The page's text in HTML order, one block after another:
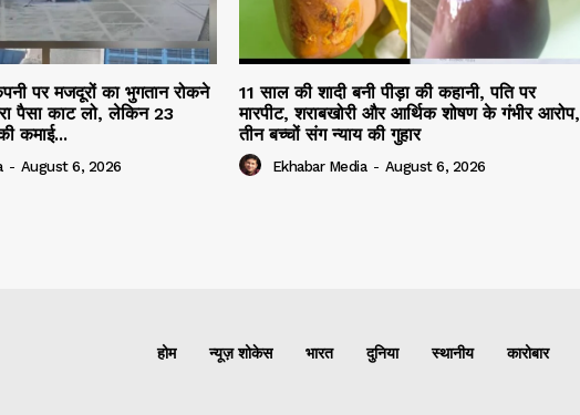
पर मजदूरों का भुगतान रोकने
पैसा काट लो, लेकिन 23
कमाई...
- August 6, 2026
11 साल की शादी बनी पीड़ा की कहानी, पति पर
मारपीट, शराबखोरी और आर्थिक शोषण के गंभीर आरोप,
तीन बच्चों संग न्याय की गुहार
Ekhabar Media - August 6, 2026
होम न्यूज़ शोकेस भारत दुनिया स्थानीय कारोबार